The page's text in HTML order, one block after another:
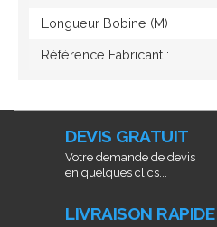
Longueur Bobine (M)
Référence Fabricant :
DEVIS GRATUIT
Votre demande de devis
en quelques clics...
LIVRAISON RAPIDE